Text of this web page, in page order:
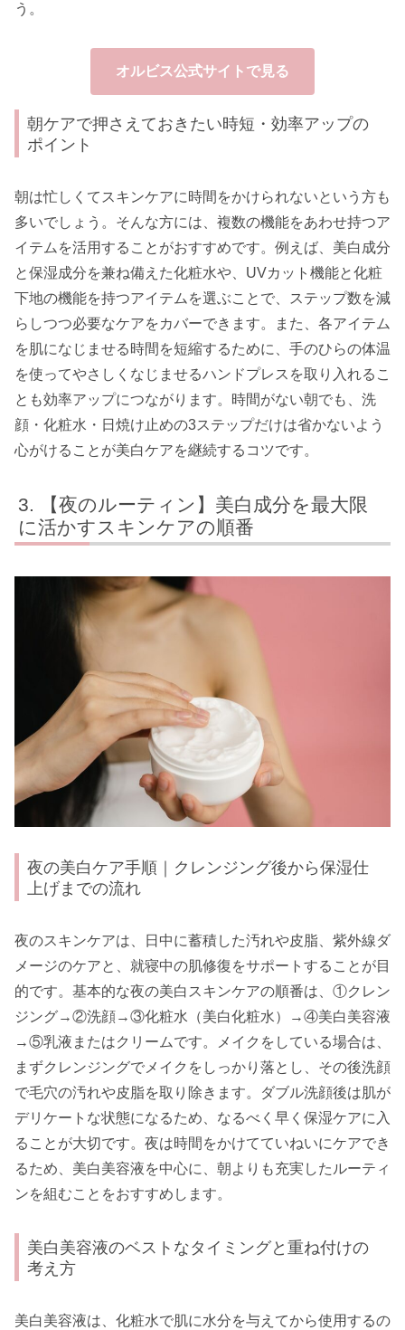
う。
オルビス公式サイトで見る
朝ケアで押さえておきたい時短・効率アップの
ポイント
朝は忙しくてスキンケアに時間をかけられないという方も
多いでしょう。そんな方には、複数の機能をあわせ持つア
イテムを活用することがおすすめです。例えば、美白成分
と保湿成分を兼ね備えた化粧水や、UVカット機能と化粧
下地の機能を持つアイテムを選ぶことで、ステップ数を減
らしつつ必要なケアをカバーできます。また、各アイテム
を肌になじませる時間を短縮するために、手のひらの体温
を使ってやさしくなじませるハンドプレスを取り入れるこ
とも効率アップにつながります。時間がない朝でも、洗
顔・化粧水・日焼け止めの3ステップだけは省かないよう
心がけることが美白ケアを継続するコツです。
【夜のルーティン】美白成分を最大限
に活かすスキンケアの順番
夜の美白ケア手順｜クレンジング後から保湿仕
上げまでの流れ
夜のスキンケアは、日中に蓄積した汚れや皮脂、紫外線ダ
メージのケアと、就寝中の肌修復をサポートすることが目
的です。基本的な夜の美白スキンケアの順番は、①クレン
ジング→②洗顔→③化粧水（美白化粧水）→④美白美容液
→⑤乳液またはクリームです。メイクをしている場合は、
まずクレンジングでメイクをしっかり落とし、その後洗顔
で毛穴の汚れや皮脂を取り除きます。ダブル洗顔後は肌が
デリケートな状態になるため、なるべく早く保湿ケアに入
ることが大切です。夜は時間をかけてていねいにケアでき
るため、美白美容液を中心に、朝よりも充実したルーティ
ンを組むことをおすすめします。
美白美容液のベストなタイミングと重ね付けの
考え方
美白美容液は、化粧水で肌に水分を与えてから使用するの